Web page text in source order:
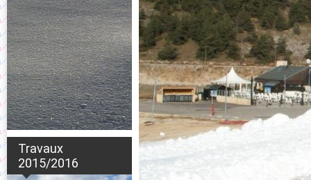
Travaux
2015/2016